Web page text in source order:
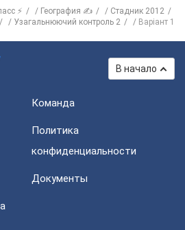
⚡ География ✍
Стадник 2012
Узагальнюючий контроль 2 Варіант 1
В начало
Команда
Политика
конфиденциальности
Документы